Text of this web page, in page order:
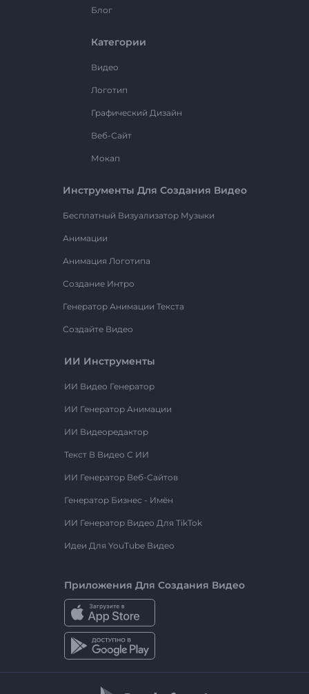
Блог
Категории
Видео
Логотип
Графический Дизайн
Веб-Сайт
Мокап
Инструменты Для Создания Видео
Бесплатный Визуализатор Музыки
Анимации
Анимация Логотипа
Создание Интро
Генератор Анимации Текста
Создайте Видео
ИИ Инструменты
ИИ Видео Генератор
ИИ Генератор Анимации
ИИ Видеоредактор
Текст В Видео С ИИ
ИИ Генератор Веб-Сайтов
Генератор Бизнес - Имён
ИИ Генератор Видео Для TikTok
Идеи Для YouTube Видео
Приложения Для Создания Видео